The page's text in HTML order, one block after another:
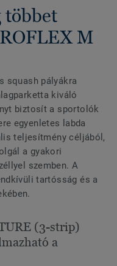
többet
M
squash pályákra
kiváló
biztosít a sportolók
egyenletes labda
teljesítmény céljából,
a gyakori
szemben. A
tartósság és a
(3-strip)
a